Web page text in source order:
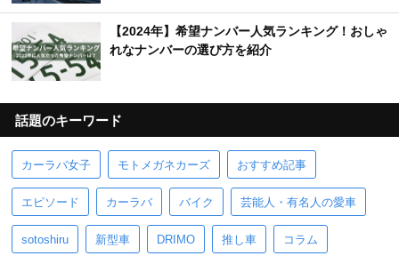
【2024年】希望ナンバー人気ランキング！おしゃ
れなナンバーの選び方を紹介
話題のキーワード
カーラバ女子 モトメガネカーズ おすすめ記事
エピソード カーラバ バイク 芸能人・有名人の愛車
sotoshiru 新型車 DRIMO 推し車 コラム